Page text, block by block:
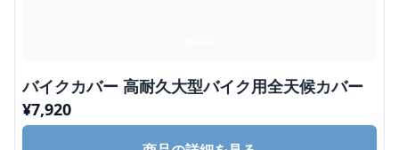
バイクカバー 高耐久大型バイク用全天候カバー
¥7,920